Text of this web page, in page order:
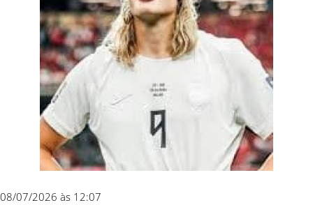
08/07/2026 às 12:07